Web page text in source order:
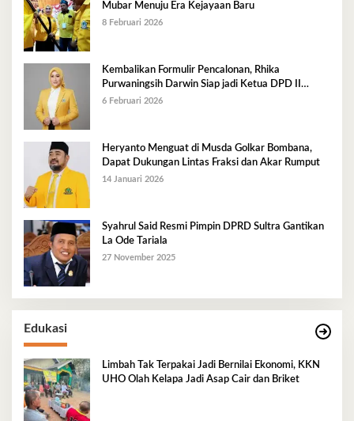
Mubar Menuju Era Kejayaan Baru
8 Februari 2026
Kembalikan Formulir Pencalonan, Rhika
Purwaningsih Darwin Siap jadi Ketua DPD II
Golkar Mubar
6 Februari 2026
Heryanto Menguat di Musda Golkar Bombana,
Dapat Dukungan Lintas Fraksi dan Akar Rumput
14 Januari 2026
Syahrul Said Resmi Pimpin DPRD Sultra Gantikan
La Ode Tariala
27 November 2025
Edukasi
Limbah Tak Terpakai Jadi Bernilai Ekonomi, KKN
UHO Olah Kelapa Jadi Asap Cair dan Briket